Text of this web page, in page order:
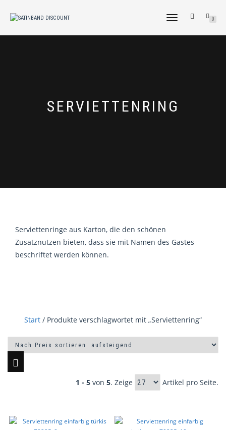
NAVIGATION
0
SERVIETTENRING
Serviettenringe aus Karton, die den schönen
Zusatznutzen bieten, dass sie mit Namen des Gastes
beschriftet werden können.
Start / Produkte verschlagwortet mit „Serviettenring“
1 - 5 von 5. Zeige Artikel pro Seite.